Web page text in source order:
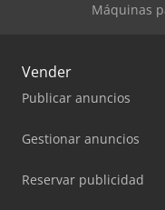
Máquinas
Vender
Publicar anuncios
Gestionar anuncios
Reservar publicidad